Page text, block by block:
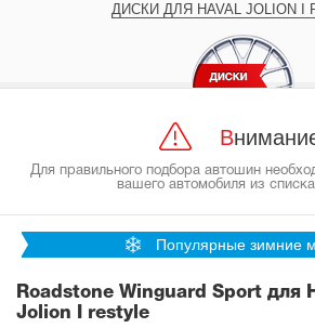
ДИСКИ ДЛЯ HAVAL JOLION I
Для правильного подбора автошин
вашего автомобиля из списка
Популярные зимние
Roadstone Winguard Sport для
Jolion I restyle